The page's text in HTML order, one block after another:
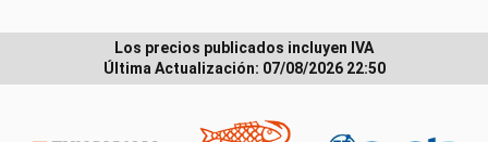
Los precios publicados incluyen IVA
Última Actualización: 07/08/2026 22:50